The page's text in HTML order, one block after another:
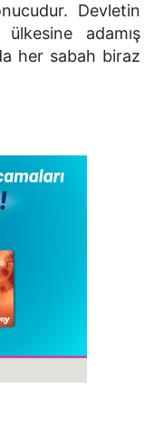
Devletin
ülkesine adamış
her sabah biraz